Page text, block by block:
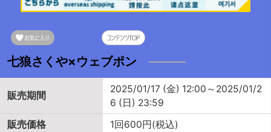
七狼さくや×ウェブポン
販売期間
2025/01/17 (金) 12:00～2025/01/2
6 (日) 23:59
販売価格
1回600円(税込)